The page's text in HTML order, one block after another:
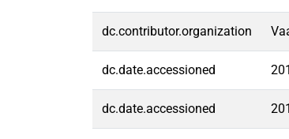
dc.contributor.organization
dc.date.accessioned
dc.date.accessioned